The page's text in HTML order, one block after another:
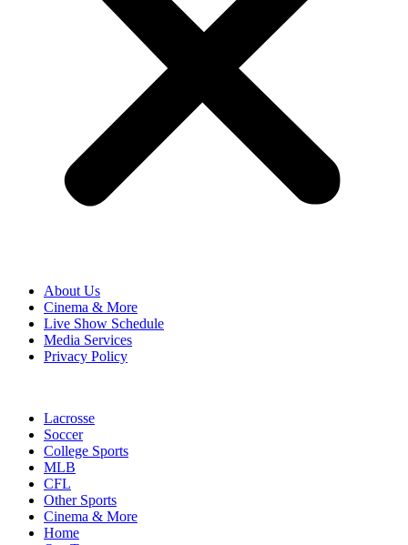
About Us
Cinema & More
Live Show Schedule
Media Services
Privacy Policy
Lacrosse
Soccer
College Sports
MLB
CFL
Other Sports
Cinema & More
Home